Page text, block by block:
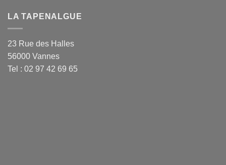
LA TAPENALGUE
23 Rue des Halles
56000 Vannes
Tel : 02 97 42 69 65